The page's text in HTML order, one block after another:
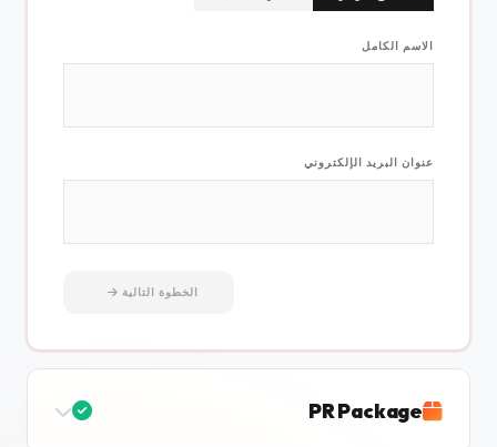
الاسم الكامل
عنوان البريد الإلكتروني
الخطوة التالية
PR Package